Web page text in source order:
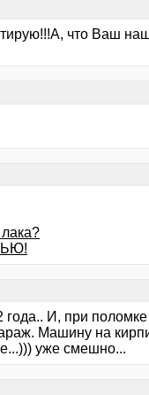
что Ваш
И, при
Машину на
уже смешно...